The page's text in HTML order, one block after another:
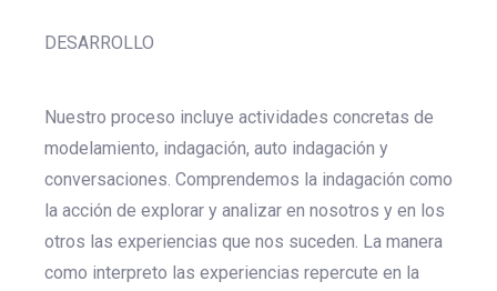
DESARROLLO
Nuestro proceso incluye actividades concretas de
modelamiento, indagación, auto indagación y
conversaciones. Comprendemos la indagación como
la acción de explorar y analizar en nosotros y en los
otros las experiencias que nos suceden. La manera
como interpreto las experiencias repercute en la